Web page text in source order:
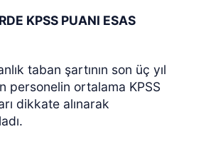
KPSS PUANI ESAS
taban şartının son üç yıl
personelin ortalama KPSS
dikkate alınarak